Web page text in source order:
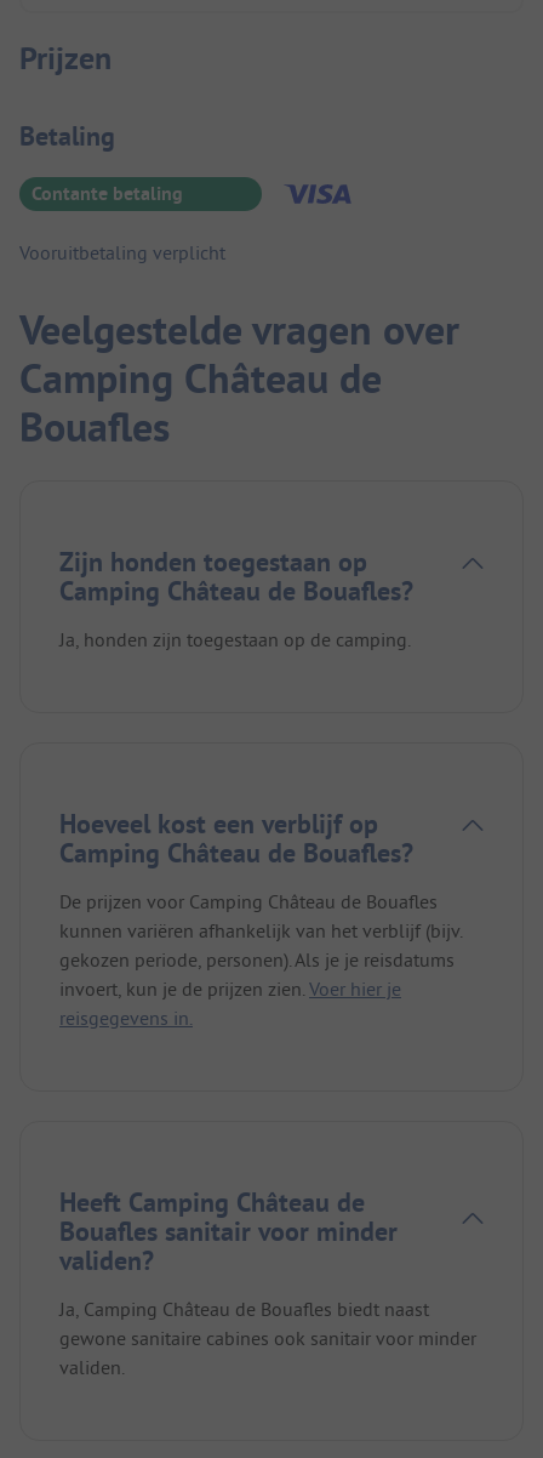
Prijzen
Betaalinformatie
Betaling
Contante betaling
Vooruitbetaling verplicht
Veelgestelde vragen over
Camping Château de
Bouafles
Zijn honden toegestaan op
Camping Château de Bouafles?
Ja, honden zijn toegestaan op de camping.
Hoeveel kost een verblijf op
Camping Château de Bouafles?
De prijzen voor Camping Château de Bouafles
kunnen variëren afhankelijk van het verblijf (bijv.
gekozen periode, personen). Als je je reisdatums
invoert, kun je de prijzen zien. Voer hier je
reisgegevens in.
Heeft Camping Château de
Bouafles sanitair voor minder
validen?
Ja, Camping Château de Bouafles biedt naast
gewone sanitaire cabines ook sanitair voor minder
validen.